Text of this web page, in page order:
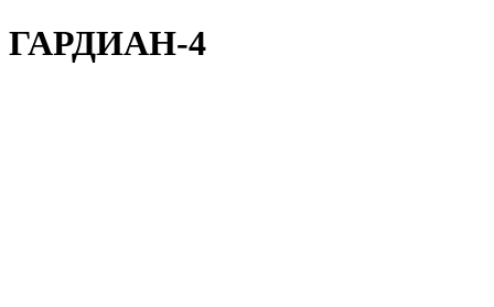
ГАРДИАН-4